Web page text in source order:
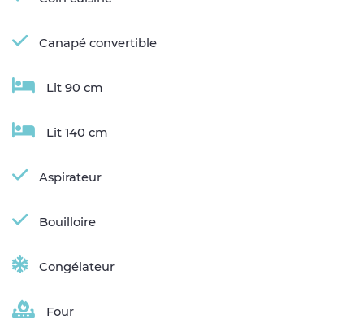
Canapé convertible
Lit 90 cm
Lit 140 cm
Aspirateur
Bouilloire
Congélateur
Four